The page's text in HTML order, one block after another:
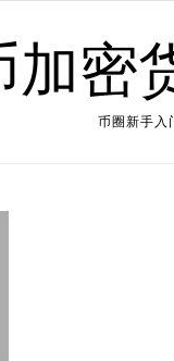
加密
币圈新手入